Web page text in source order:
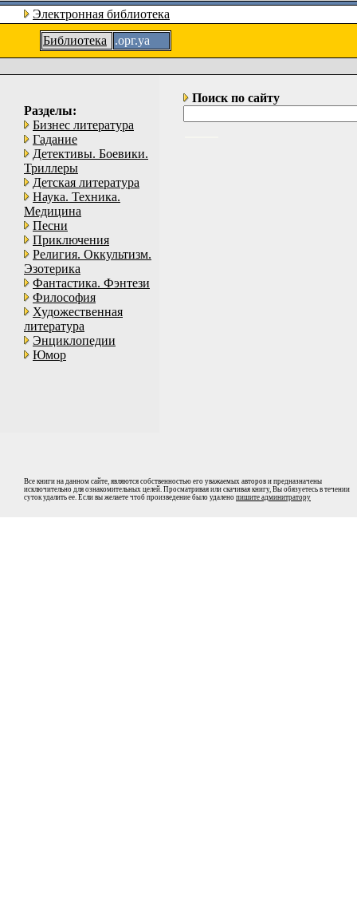
Электронная библиотека
Библиотека
.орг.уа
Разделы:
Бизнес литература
Гадание
Детективы. Боевики.
Триллеры
Детская литература
Наука. Техника.
Медицина
Песни
Приключения
Религия. Оккультизм.
Эзотерика
Фантастика. Фэнтези
Философия
Художественная
литература
Энциклопедии
Юмор
Поиск по сайту
Все книги на данном сайте, являются собственностью его уважаемых авторов и предназначены
исключительно для ознакомительных целей. Просматривая или скачивая книгу, Вы обязуетесь в течении
суток удалить ее. Если вы желаете чтоб произведение было удалено пишите админитратору